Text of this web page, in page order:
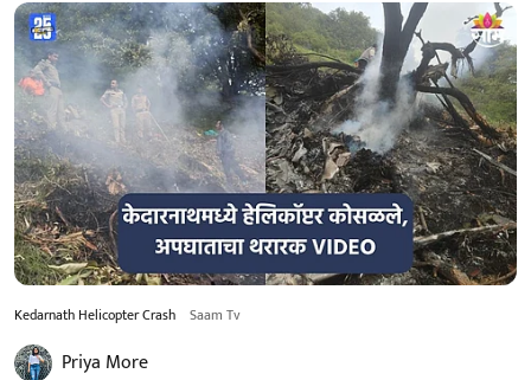
Kedarnath Helicopter Crash Saam Tv
Priya More